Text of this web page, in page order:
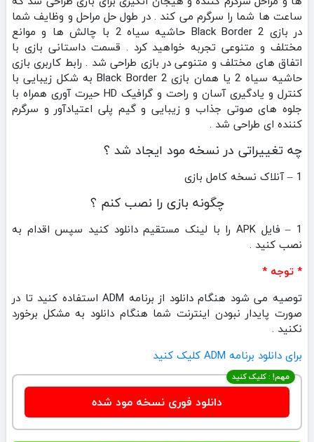
ساعت ها شما را سرگرم می کند . در طول حل مراحل و وظایف شما
در بازی Black Border 2 حاشیه سیاه 2 با چالش ها و موانع
مختلف و متنوعی تجربه خواهید کرد . قسمت داستانی بازی با
اتفاق های مختلف و متنوعی در بازی طراحی شد . رابط کاربری بازی
حاشیه سیاه 2 یا همان بازی Black Border 2 به شکل زیبایی با
کنترل و یادگیری آسان و راحت و گرافیک HD حیرت آوری همراه با
جلوه های صوتی جذاب و زیبایی و گیم پلی اعتیادآور و سرگرم
کننده ای طراحی شد .
چه تغییراتی در نسخه مود ایجاد شد ؟
1 – آنلاک نسخه کامل بازی
چگونه بازی را نصب کنم ؟
1 – فایل APK را با لینک مستقیم دانلود کنید سپس اقدام به
نصب کنید .
* توجه *
توصیه می شود هنگام دانلود از برنامه ADM استفاده کنید تا در
صورت پایدار نبودن اینترنت شما هنگام دانلود به مشکل برخورد
نکنید .
برای دانلود برنامه ADM کلیک کنید
مهم! : کلیک کنید
دانلود فوری نسخه مود شده